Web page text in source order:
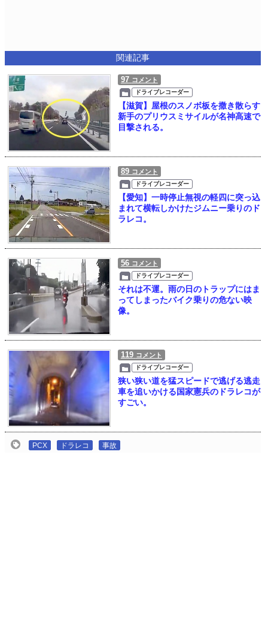
関連記事
97 コメント
ドライブレコーダー
【滋賀】屋根のスノボ板を撒き散らす
新手のプリウスミサイルが名神高速で
目撃される。
89 コメント
ドライブレコーダー
【愛知】一時停止無視の軽四に突っ込
まれて横転しかけたジムニー乗りのド
ラレコ。
56 コメント
ドライブレコーダー
それは不運。雨の日のトラップにはま
ってしまったバイク乗りの危ない映
像。
119 コメント
ドライブレコーダー
狭い狭い道を猛スピードで逃げる逃走
車を追いかける国家憲兵のドラレコが
すごい。
PCX ドラレコ 事故